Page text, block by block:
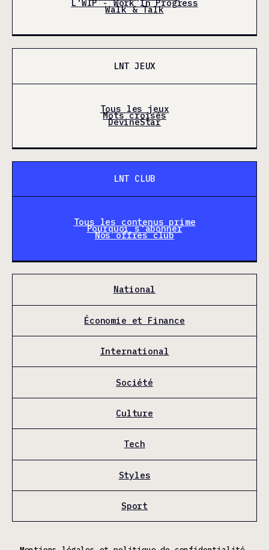
L'WIP - Work In Progress
Walk & Talk
LNT JEUX
Tous les jeux
Mots croisés
DevineStar
LNT CLUB
Tous les contenus prime
Pourquoi s'abonner
Nos offres club
National
Économie et Finance
International
Société
Culture
Tech
Styles
Sport